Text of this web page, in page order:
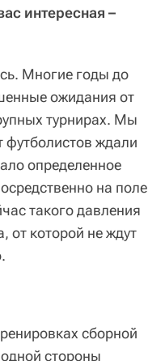
интересная –
Многие годы до
ожидания от
турнирах. Мы
футболистов ждали
определенное
на поле
такого давления
от которой не ждут
сборной
стороны